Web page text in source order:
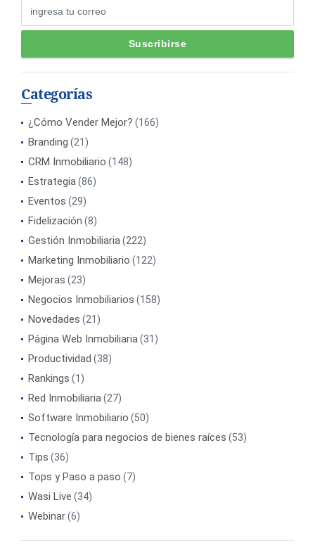
Categorías
¿Cómo Vender Mejor? (166)
Branding (21)
CRM Inmobiliario (148)
Estrategia(86)
Eventos (29)
Fidelización (8)
Gestión Inmobiliaria(222)
Marketing Inmobiliario (122)
Mejoras (23)
Negocios Inmobiliarios (158)
Novedades (21)
Página Web Inmobiliaria(31)
Productividad (38)
Rankings (1)
Red Inmobiliaria(27)
Software Inmobiliario (50)
Tecnología para negocios de bienes raíces (53)
Tips (36)
Tops y Paso a paso (7)
Wasi Live (34)
Webinar(6)